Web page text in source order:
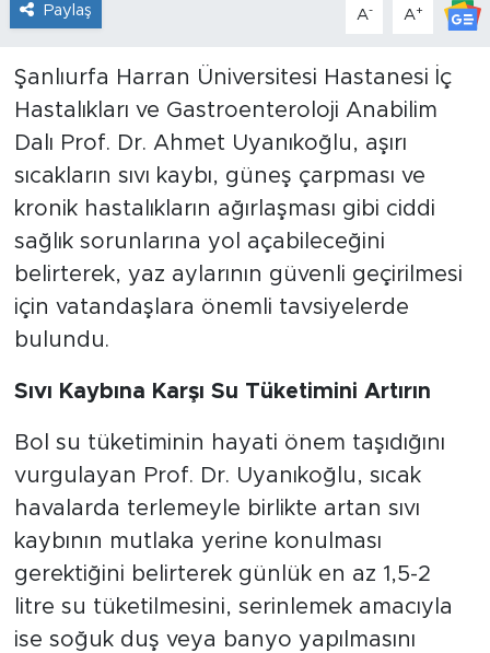
Paylaş A- A+
Şanlıurfa Harran Üniversitesi Hastanesi İç
Hastalıkları ve Gastroenteroloji Anabilim
Dalı Prof. Dr. Ahmet Uyanıkoğlu, aşırı
sıcakların sıvı kaybı, güneş çarpması ve
kronik hastalıkların ağırlaşması gibi ciddi
sağlık sorunlarına yol açabileceğini
belirterek, yaz aylarının güvenli geçirilmesi
için vatandaşlara önemli tavsiyelerde
bulundu.
Sıvı Kaybına Karşı Su Tüketimini Artırın
Bol su tüketiminin hayati önem taşıdığını
vurgulayan Prof. Dr. Uyanıkoğlu, sıcak
havalarda terlemeyle birlikte artan sıvı
kaybının mutlaka yerine konulması
gerektiğini belirterek günlük en az 1,5-2
litre su tüketilmesini, serinlemek amacıyla
ise soğuk duş veya banyo yapılmasını